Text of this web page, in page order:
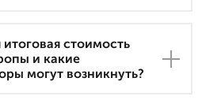
стоимость
и какие
могут возникнуть?